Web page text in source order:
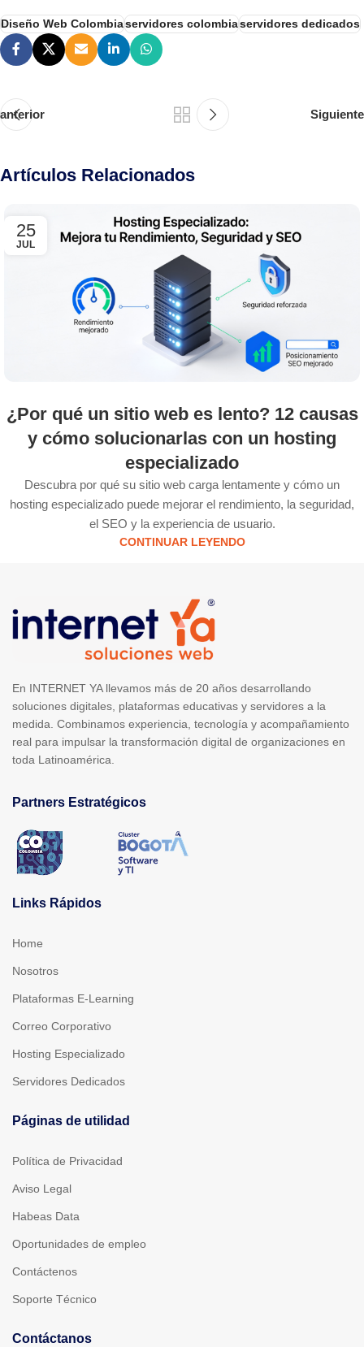
Diseño Web Colombiaservidores colombiaservidores dedicados
anterior Siguiente
Artículos Relacionados
25
JUL
¿Por qué un sitio web es lento? 12 causas
y cómo solucionarlas con un hosting
especializado
Descubra por qué su sitio web carga lentamente y cómo un
hosting especializado puede mejorar el rendimiento, la seguridad,
el SEO y la experiencia de usuario.
CONTINUAR LEYENDO
En INTERNET YA llevamos más de 20 años desarrollando
soluciones digitales, plataformas educativas y servidores a la
medida. Combinamos experiencia, tecnología y acompañamiento
real para impulsar la transformación digital de organizaciones en
toda Latinoamérica.
Partners Estratégicos
Links Rápidos
Home
Nosotros
Plataformas E-Learning
Correo Corporativo
Hosting Especializado
Servidores Dedicados
Páginas de utilidad
Política de Privacidad
Aviso Legal
Habeas Data
Oportunidades de empleo
Contáctenos
Soporte Técnico
Contáctanos